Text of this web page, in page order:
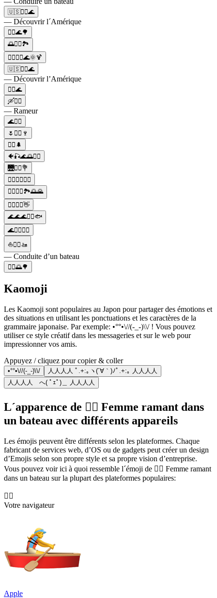
🇺🇸🚣‍♀️🌊
— Découvrir l´Amérique
🚣‍♀️🌊🌳
🌅🚣‍♀️🏞️
🚣‍♀️🏊‍♂️🌊🌞🍹
🇺🇸🚣‍♀️🌊
— Découvrir l’Amérique
🚣‍♀️🌊
🛶🚣‍♀️
— Rameur
🌊🚣‍♀️
🌷🚣‍♀️🍷
🚣‍♀️🌲
🐠🎣🌊🌅🚣‍♀️
🌉🚣‍♀️💐
🚣‍♀️🏊‍♂️🏄‍♀️
🚣‍♀️🚣‍♂️🏞️🌅🌄
🚣‍♀️🏊‍♂️👋
🌊🌊🌊🚣‍♀️🐟
🌊🚣‍♀️🚣‍♂️
⛵🚣‍♀️🚤
— Conduite d’un bateau
🚣‍♀️🌅🌳
Kaomoji
Les Kaomoji sont populaires au Japon pour partager des émotions et
des situations en utilisant les ponctuations et les caractères de la
grammaire japonaise. Par exemple: •°°•\//(-_-)\\/ ! Vous pouvez
utiliser ce style créatif dans les messageries et sur le web pour
impressionner vos amis.
Appuyez / cliquez pour copier & coller
•°°•\//(-_-)\\/
人人人人 ﾟ.+:｡ヽ(´∀｀)ﾉﾟ.+:｡ 人人人人
人人人人 へ( ﾟｪﾟ)＿ 人人人人
L´apparence de 🚣‍♀️ Femme ramant dans
un bateau avec différents appareils
Les émojis peuvent être différents selon les plateformes. Chaque
fabricant de services web, d’OS ou de gadgets peut créer un design
d’Emojis selon son propre style et sa propre vision d’entreprise.
Vous pouvez voir ici à quoi ressemble l´émoji de 🚣‍♀️ Femme ramant
dans un bateau sur la plupart des plateformes populaires:
🚣‍♀️
Votre navigateur
Apple